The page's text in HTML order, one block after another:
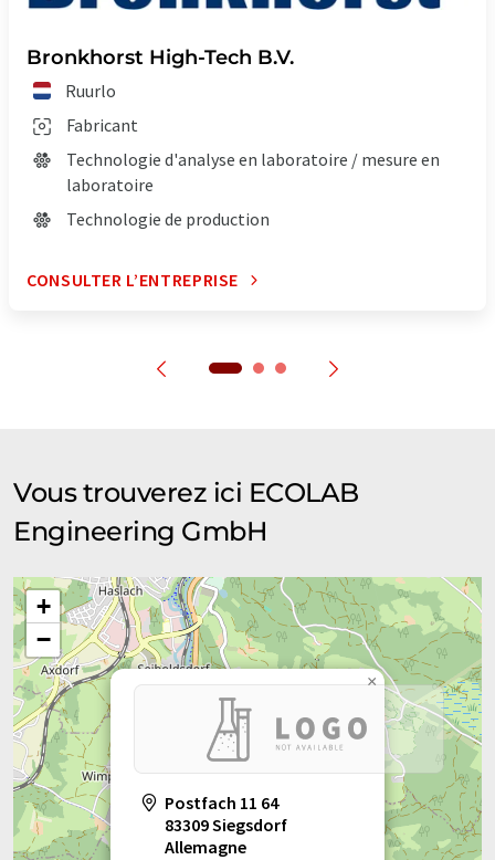
Bronkhorst High-Tech B.V.
Ruurlo
Fabricant
Technologie d'analyse en laboratoire / mesure en
laboratoire
Technologie de production
CONSULTER L’ENTREPRISE
Vous trouverez ici ECOLAB
Engineering GmbH
Postfach 11 64
83309 Siegsdorf
Allemagne
×
+
−